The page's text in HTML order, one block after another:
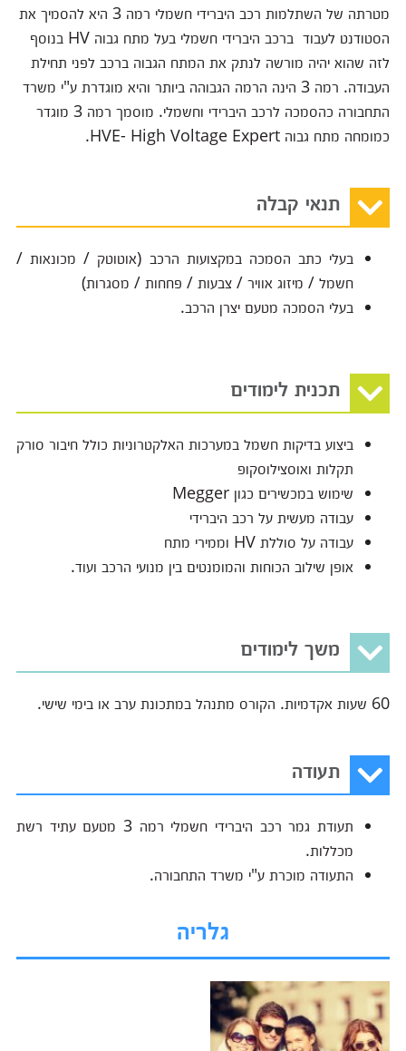
מטרתה של השתלמות רכב היברידי חשמלי רמה 3 היא להסמיך את
הסטודנט לעבוד ברכב היברידי חשמלי בעל מתח גבוה HV בנוסף
לזה שהוא יהיה מורשה לנתק את המתח הגבוה ברכב לפני תחילת
העבודה. רמה 3 הינה הרמה הגבוהה ביותר והיא מוגדרת ע"י משרד
התחבורה כהסמכה לרכב היברידי וחשמלי. מוסמך רמה 3 מוגדר
כמומחה מתח גבוה HVE- High Voltage Expert.
תנאי קבלה
בעלי כתב הסמכה במקצועות הרכב (אוטוטק / מכונאות /
חשמל / מיזוג אוויר / צבעות / פחחות / מסגרות)
בעלי הסמכה מטעם יצרן הרכב.
תכנית לימודים
ביצוע בדיקות חשמל במערכות האלקטרוניות כולל חיבור סורק
תקלות ואוסצילוסקופ
שימוש במכשירים כגון Megger
עבודה מעשית על רכב היברידי
עבודה על סוללת HV וממירי מתח
אופן שילוב הכוחות והמומנטים בין מנועי הרכב ועוד.
משך לימודים
60 שעות אקדמיות. הקורס מתנהל במתכונת ערב או בימי שישי.
תעודה
תעודת גמר רכב היברידי חשמלי רמה 3 מטעם עתיד רשת
מכללות.
התעודה מוכרת ע"י משרד התחבורה.
גלריה